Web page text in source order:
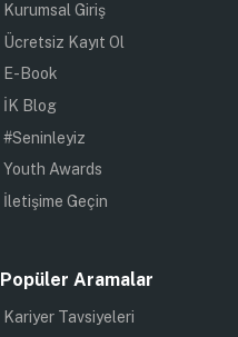
Kurumsal Giriş
Ücretsiz Kayıt Ol
E-Book
İK Blog
#Seninleyiz
Youth Awards
İletişime Geçin
Popüler Aramalar
Kariyer Tavsiyeleri